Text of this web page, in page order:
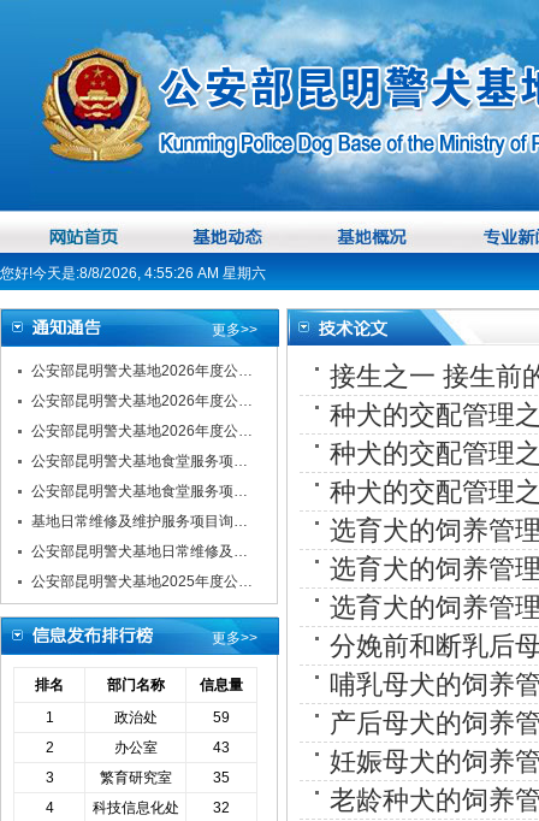
您好!今天是:8/8/2026, 4:55:27 AM 星期六
更多>>
公安部昆明警犬基地2026年度公…
公安部昆明警犬基地2026年度公…
公安部昆明警犬基地2026年度公…
公安部昆明警犬基地食堂服务项…
公安部昆明警犬基地食堂服务项…
基地日常维修及维护服务项目询…
公安部昆明警犬基地日常维修及…
公安部昆明警犬基地2025年度公…
更多>>
排名 部门名称
信息量
1
政治处
59
2
办公室
43
3
繁育研究室
35
4
科技信息化处
32
接生之一 接生前
种犬的交配管理
种犬的交配管理
种犬的交配管理
选育犬的饲养管
选育犬的饲养管
选育犬的饲养管
分娩前和断乳后
哺乳母犬的饲养
产后母犬的饲养
妊娠母犬的饲养
老龄种犬的饲养